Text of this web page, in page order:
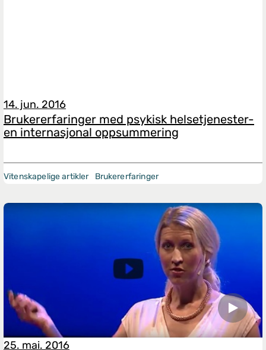
14. jun. 2016
Brukererfaringer med psykisk helsetjenester-
en internasjonal oppsummering
Vitenskapelige artikler Brukererfaringer
25. mai. 2016